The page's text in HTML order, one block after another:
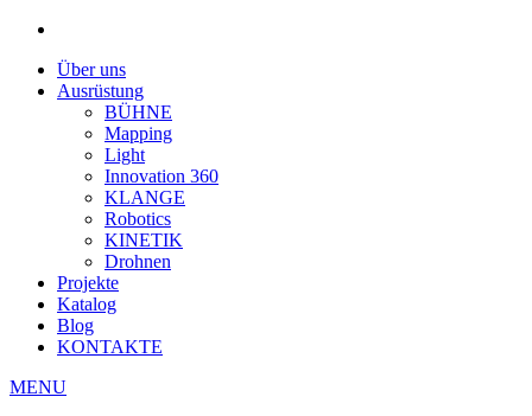
Über uns
Ausrüstung
BÜHNE
Mapping
Light
Innovation 360
KLANGE
Robotics
KINETIK
Drohnen
Projekte
Katalog
Blog
KONTAKTE
MENU